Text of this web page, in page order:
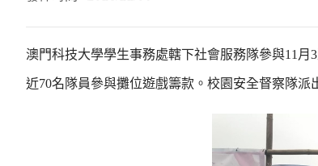
澳門科技大學學生事務處轄下社會服務隊參與11
近70名隊員參與攤位遊戲籌款。校園安全督察隊派